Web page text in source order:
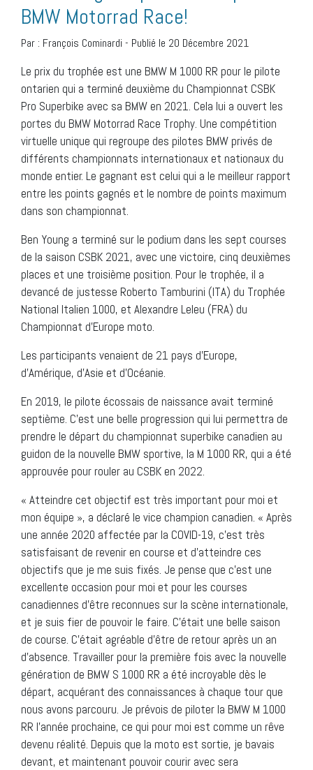
BMW Motorrad Race!
Par : François Cominardi - Publié le 20 Décembre 2021
Le prix du trophée est une BMW M 1000 RR pour le pilote
ontarien qui a terminé deuxième du Championnat CSBK
Pro Superbike avec sa BMW en 2021. Cela lui a ouvert les
portes du BMW Motorrad Race Trophy. Une compétition
virtuelle unique qui regroupe des pilotes BMW privés de
différents championnats internationaux et nationaux du
monde entier. Le gagnant est celui qui a le meilleur rapport
entre les points gagnés et le nombre de points maximum
dans son championnat.
Ben Young a terminé sur le podium dans les sept courses
de la saison CSBK 2021, avec une victoire, cinq deuxièmes
places et une troisième position. Pour le trophée, il a
devancé de justesse Roberto Tamburini (ITA) du Trophée
National Italien 1000, et Alexandre Leleu (FRA) du
Championnat d’Europe moto.
Les participants venaient de 21 pays d’Europe,
d’Amérique, d’Asie et d’Océanie.
En 2019, le pilote écossais de naissance avait terminé
septième. C’est une belle progression qui lui permettra de
prendre le départ du championnat superbike canadien au
guidon de la nouvelle BMW sportive, la M 1000 RR, qui a été
approuvée pour rouler au CSBK en 2022.
« Atteindre cet objectif est très important pour moi et
mon équipe », a déclaré le vice champion canadien. « Après
une année 2020 affectée par la COVID-19, c’est très
satisfaisant de revenir en course et d’atteindre ces
objectifs que je me suis fixés. Je pense que c’est une
excellente occasion pour moi et pour les courses
canadiennes d’être reconnues sur la scène internationale,
et je suis fier de pouvoir le faire. C’était une belle saison
de course. C’était agréable d’être de retour après un an
d’absence. Travailler pour la première fois avec la nouvelle
génération de BMW S 1000 RR a été incroyable dès le
départ, acquérant des connaissances à chaque tour que
nous avons parcouru. Je prévois de piloter la BMW M 1000
RR l’année prochaine, ce qui pour moi est comme un rêve
devenu réalité. Depuis que la moto est sortie, je bavais
devant, et maintenant pouvoir courir avec sera